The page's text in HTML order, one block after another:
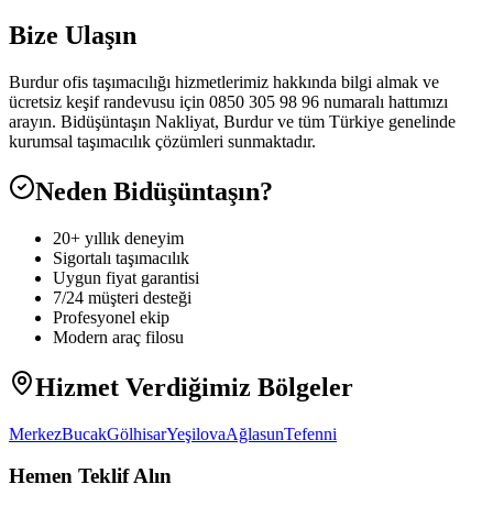
Bize Ulaşın
Burdur ofis taşımacılığı hizmetlerimiz hakkında bilgi almak ve
ücretsiz keşif randevusu için 0850 305 98 96 numaralı hattımızı
arayın. Bidüşüntaşın Nakliyat, Burdur ve tüm Türkiye genelinde
kurumsal taşımacılık çözümleri sunmaktadır.
Neden Bidüşüntaşın?
20+ yıllık deneyim
Sigortalı taşımacılık
Uygun fiyat garantisi
7/24 müşteri desteği
Profesyonel ekip
Modern araç filosu
Hizmet Verdiğimiz Bölgeler
MerkezBucakGölhisarYeşilovaAğlasunTefenni
Hemen Teklif Alın